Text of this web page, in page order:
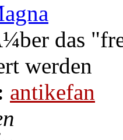
das
werden
antikefan